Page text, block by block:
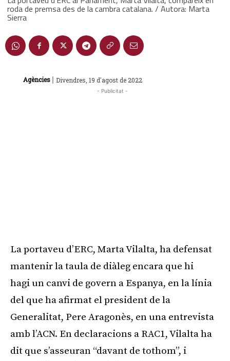
roda de premsa des de la cambra catalana. / Autora: Marta
Sierra
Agències | Divendres, 19 d'agost de 2022
- Publicitat -
La portaveu d’ERC, Marta Vilalta, ha defensat
mantenir la taula de diàleg encara que hi
hagi un canvi de govern a Espanya, en la línia
del que ha afirmat el president de la
Generalitat, Pere Aragonès, en una entrevista
amb l’ACN. En declaracions a RAC1, Vilalta ha
dit que s’asseuran “davant de tothom”, i